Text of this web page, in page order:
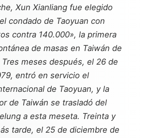
Xun Xianliang fue elegido
condado de Taoyuan con
contra 140.000», la primera
de masas en Taiwán de
meses después, el 26 de
entró en servicio el
de Taoyuan, y la
de Taiwán se trasladó del
a esta meseta. Treinta y
tarde, el 25 de diciembre de